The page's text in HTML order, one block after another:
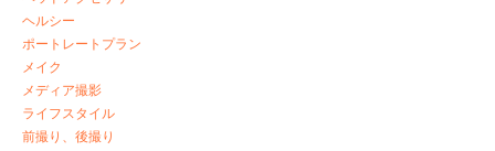
ヘルシー
ポートレートプラン
メイク
メディア撮影
ライフスタイル
前撮り、後撮り